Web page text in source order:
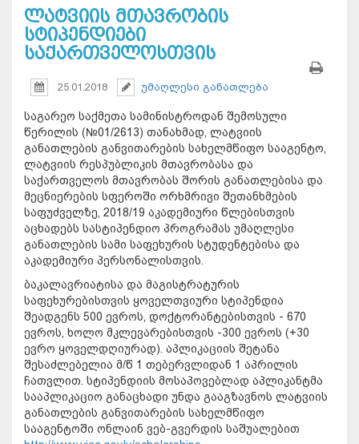
ლატვიის მთავრობის
სტიპენდიები
საქართველოსთვის
25.01.2018 უმაღლესი განათლება
საგარეო საქმეთა სამინისტროდან შემოსული
წერილის (№01/2613) თანახმად, ლატვიის
განათლების განვითარების სახელმწიფო სააგენტო,
ლატვიის რესპუბლიკის მთავრობასა და
საქართველოს მთავრობას შორის განათლებისა და
მეცნიერების სფეროში ორხმრივი შეთანხმების
საფუძველზე, 2018/19 აკადემიური წლებისთვის
აცხადებს სასტიპენდიო პროგრამას უმაღლესი
განათლების სამი საფეხურის სტუდენტებისა და
აკადემიური პერსონალისთვის.
ბაკალავრიატისა და მაგისტრატურის
საფეხურებისთვის ყოველთვიური სტიპენდია
შეადგენს 500 ევროს, დოქტორანტებისთვის - 670
ევროს, ხოლო მკლევარებისთვის -300 ევროს (+30
ევრო ყოველდღიურად). აპლიკაციის შეტანა
შესაძლებელია მ/წ 1 თებერვლიდან 1 აპრილის
ჩათვლით. სტიპენდიის მოსაპოვებლად აპლიკანტმა
სააპლიკაციო განაცხადი უნდა გააგზავნოს ლატვიის
განათლების განვითარების სახელმწიფო
სააგენტოში ონლაინ ვებ-გვერდის საშუალებით